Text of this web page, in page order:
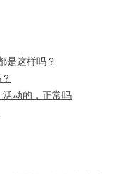
是这样吗？
活动的，正常吗